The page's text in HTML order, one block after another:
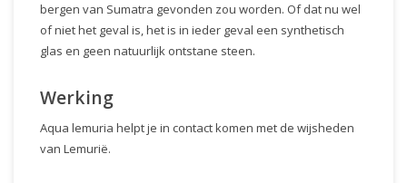
bergen van Sumatra gevonden zou worden. Of dat nu wel
of niet het geval is, het is in ieder geval een synthetisch
glas en geen natuurlijk ontstane steen.
Werking
Aqua lemuria helpt je in contact komen met de wijsheden
van Lemurië.